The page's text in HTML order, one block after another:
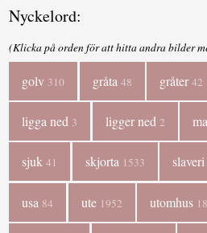
Nyckelord:
(Klicka på orden för att hitta andra bilder
golv 310 gråta 48 gråter 42
ligga ned 3 ligger ned 2
sjuk41 skjorta 1533 slaveri
usa 84 ute 1952 utomhus